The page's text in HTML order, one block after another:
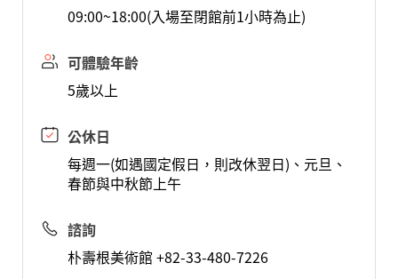
09:00~18:00(入場至閉館前1小時為止)
可體驗年齡
5歲以上
公休日
每週一(如遇國定假日，則改休翌日)、元旦、
春節與中秋節上午
諮詢
朴壽根美術館 +82-33-480-7226